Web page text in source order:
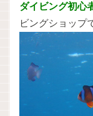
ダイビング初心
ビングショップ